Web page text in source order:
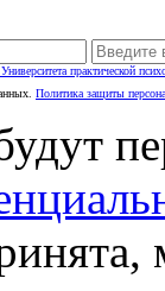
практической
Политика защиты